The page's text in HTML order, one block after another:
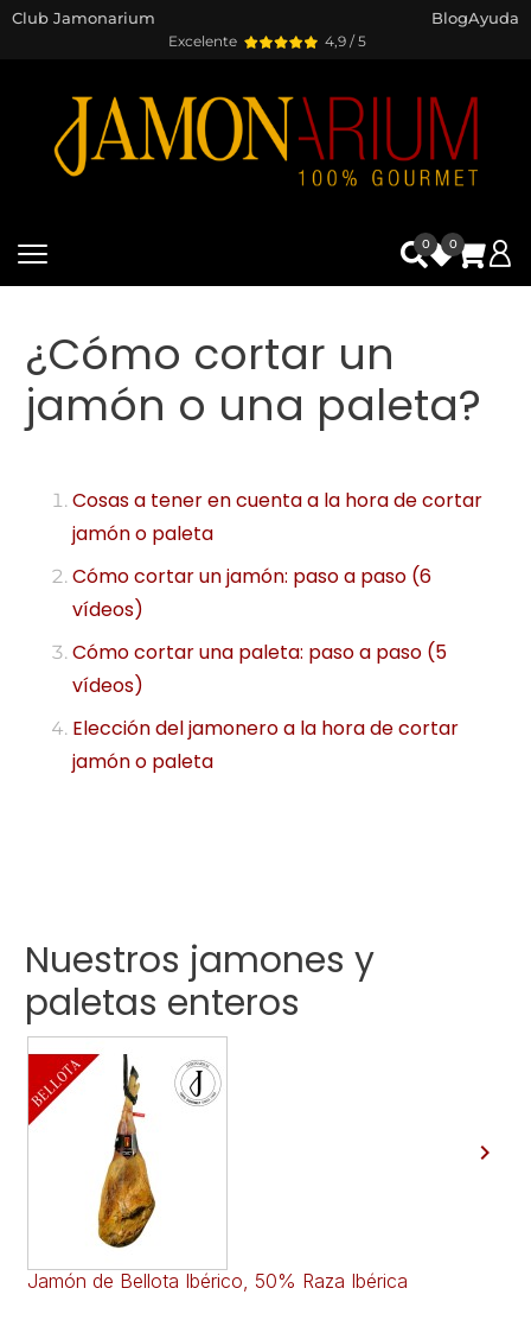
Excelente 4,9 / 5
Club Jamonarium BlogAyuda
0 0
¿Cómo cortar un
jamón o una paleta?
Cosas a tener en cuenta a la hora de cortar
jamón o paleta
Cómo cortar un jamón: paso a paso (6
vídeos)
Cómo cortar una paleta: paso a paso (5
vídeos)
Elección del jamonero a la hora de cortar
jamón o paleta
Nuestros jamones y
paletas enteros
Jamón de Bellota Ibérico, 50% Raza Ibérica
